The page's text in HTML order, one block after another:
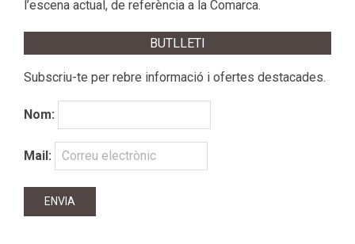
l’escena actual, de referència a la Comarca.
BUTLLETI
Subscriu-te per rebre informació i ofertes destacades.
Nom:
Mail: